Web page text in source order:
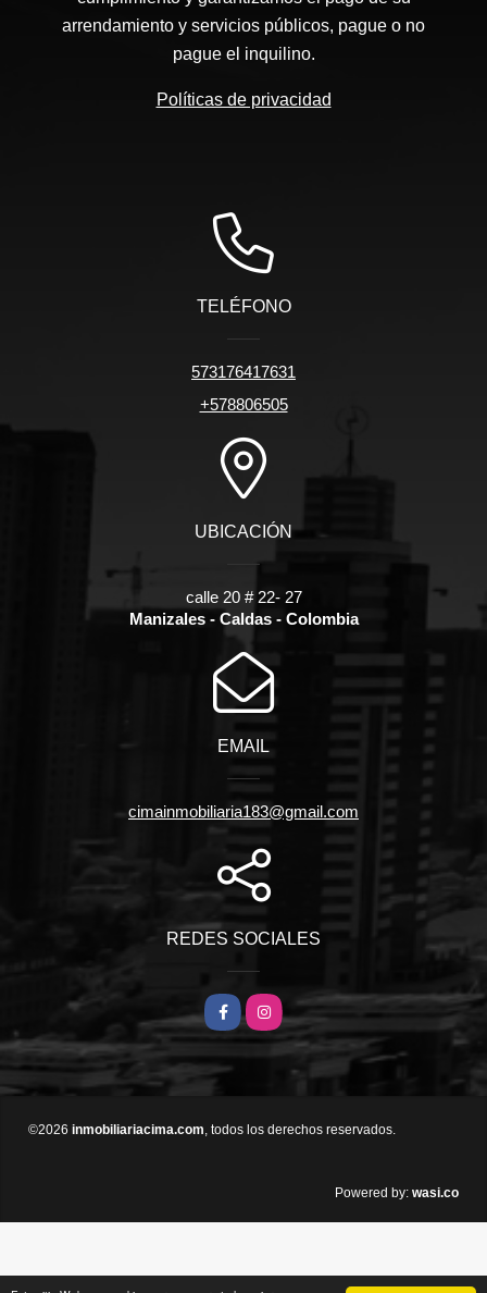
arrendamiento y servicios públicos, pague o no
pague el inquilino.
Políticas de privacidad
TELÉFONO
573176417631
+578806505
UBICACIÓN
calle 20 # 22- 27
Manizales - Caldas - Colombia
EMAIL
cimainmobiliaria183@gmail.com
REDES SOCIALES
FacebookInstagram
©2026 inmobiliariacima.com, todos los derechos reservados.
Powered by: wasi.co